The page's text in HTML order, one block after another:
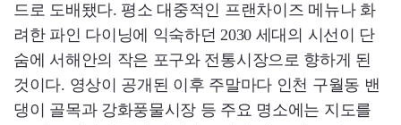
드로 도배됐다. 평소 대중적인 프랜차이즈 메뉴나 화
려한 파인 다이닝에 익숙하던 2030 세대의 시선이 단
숨에 서해안의 작은 포구와 전통시장으로 향하게 된
것이다. 영상이 공개된 이후 주말마다 인천 구월동 밴
댕이 골목과 강화풍물시장 등 주요 명소에는 지도를